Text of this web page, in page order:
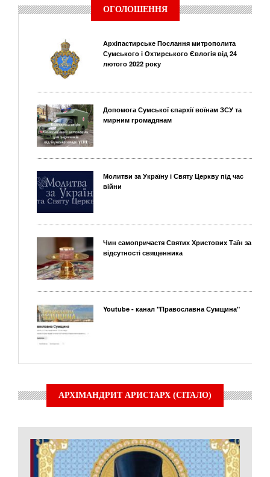
ОГОЛОШЕННЯ
Архіпастирське Послання митрополита
Сумського і Охтирського Євлогія від 24
лютого 2022 року
Допомога Сумської єпархії воїнам ЗСУ та
мирним громадянам
Молитви за Україну і Святу Церкву під час
війни
Чин самопричастя Святих Христових Таїн за
відсутності священника
Youtube - канал "Православна Сумщина"
АРХІМАНДРИТ АРИСТАРХ (СІТАЛО)